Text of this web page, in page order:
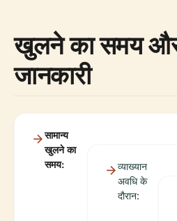
खुलने का समय
जानकारी
सामान्य
खुलने का
समय:
व्याख्यान
अवधि के
दौरान: